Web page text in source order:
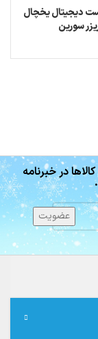
دیجیتال یخچال
سورین
در خبرنامه